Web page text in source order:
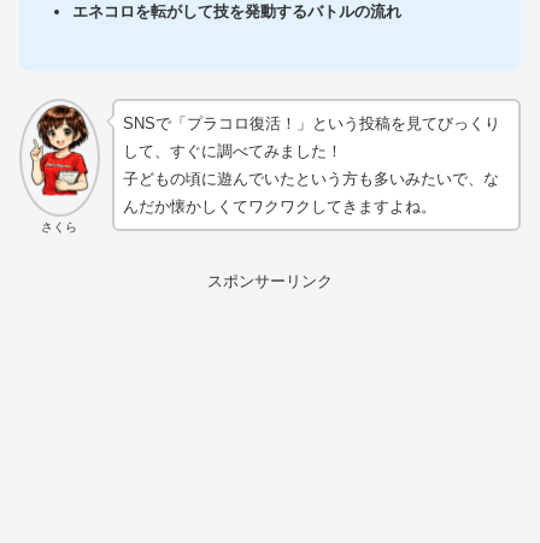
エネコロを転がして技を発動するバトルの流れ
さくら
SNSで「プラコロ復活！」という投稿を見てびっくり
して、すぐに調べてみました！
子どもの頃に遊んでいたという方も多いみたいで、な
んだか懐かしくてワクワクしてきますよね。
スポンサーリンク